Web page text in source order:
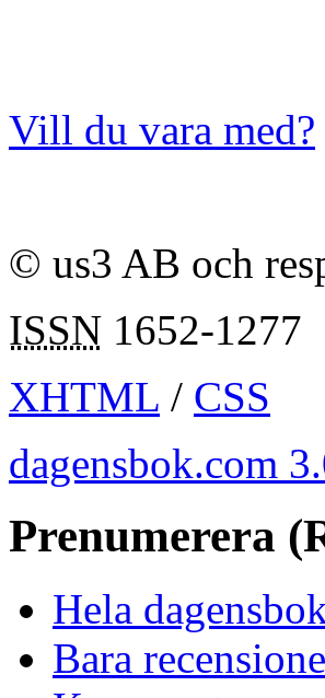
Vill du vara med?
© us3 AB och
ISSN 1652-1277
XHTML / CSS
dagensbok.com
Prenumerera
Hela
Bara